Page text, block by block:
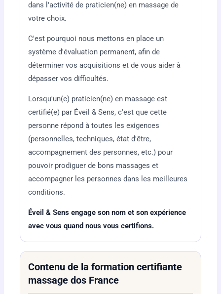
dans l'activité de praticien(ne) en massage de
votre choix.
C'est pourquoi nous mettons en place un
système d'évaluation permanent, afin de
déterminer vos acquisitions et de vous aider à
dépasser vos difficultés.
Lorsqu'un(e) praticien(ne) en massage est
certifié(e) par Éveil & Sens, c'est que cette
personne répond à toutes les exigences
(personnelles, techniques, état d'être,
accompagnement des personnes, etc.) pour
pouvoir prodiguer de bons massages et
accompagner les personnes dans les meilleures
conditions.
Éveil & Sens engage son nom et son expérience
avec vous quand nous vous certifions.
Contenu de la formation certifiante
massage dos France